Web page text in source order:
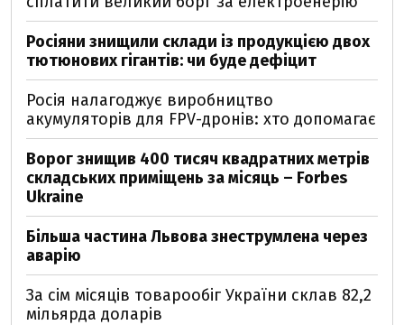
Росіяни знищили склади із продукцією двох
тютюнових гігантів: чи буде дефіцит
Росія налагоджує виробництво
акумуляторів для FPV-дронів: хто допомагає
Ворог знищив 400 тисяч квадратних метрів
складських приміщень за місяць – Forbes
Ukraine
Більша частина Львова знеструмлена через
аварію
За сім місяців товарообіг України склав 82,2
мільярда доларів